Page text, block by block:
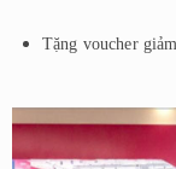
Tặng voucher